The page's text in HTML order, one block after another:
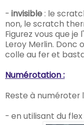
- invisible: le
non, le scratch
Figurez vous que
Leroy Merlin. Donc
colle au fer et
Numérotation :
Reste à numéroter
- en utilisant du